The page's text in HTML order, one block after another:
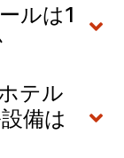
ルは1
テル
備は